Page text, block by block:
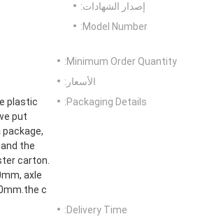
إصدار الشهادات:
Model Number:
Minimum Order Quantity:
الأسعار:
Packaging Details:
plastic
put
the
carton.
axle
c
Delivery Time: